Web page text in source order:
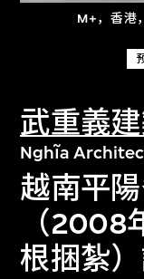
M+，香港
武重義
Nghĩa
越南平
（2008
根捆紮
探索世界顶